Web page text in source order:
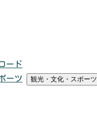
ード
ーツ
観光・文化・スポーツ